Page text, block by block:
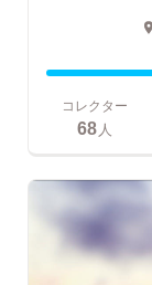
コレクター
68 人